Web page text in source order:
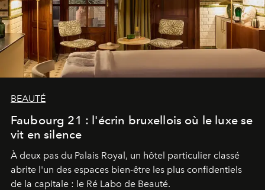
BEAUTÉ
Faubourg 21 : l'écrin bruxellois où le luxe se
vit en silence
À deux pas du Palais Royal, un hôtel particulier classé
abrite l'un des espaces bien-être les plus confidentiels
de la capitale : le Ré Labo de Beauté.